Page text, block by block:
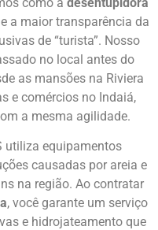
a maior transparência da
de “turista”. Nosso
no local antes do
as mansões na Riviera
e comércios no Indaiá,
a mesma agilidade.
utiliza equipamentos
causadas por areia e
na região. Ao contratar
, você garante um serviço
e hidrojateamento que